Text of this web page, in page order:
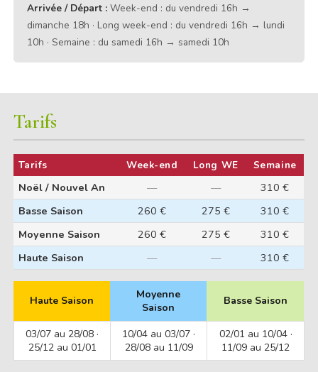
Arrivée / Départ : Week-end : du vendredi 16h →
dimanche 18h · Long week-end : du vendredi 16h → lundi
10h · Semaine : du samedi 16h → samedi 10h
Tarifs
Tarifs Week-end Long WE Semaine
Noël / Nouvel An — —
310 €
Basse Saison
260 € 275 €
310 €
Moyenne Saison
260 € 275 €
310 €
Haute Saison
— — 310 €
Haute Saison
Moyenne
Saison
Basse Saison
03/07 au 28/08 ·
25/12 au 01/01
10/04 au 03/07 ·
28/08 au 11/09
02/01 au 10/04 ·
11/09 au 25/12